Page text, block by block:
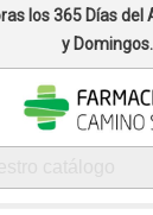
los 365 Días
y Domingos.